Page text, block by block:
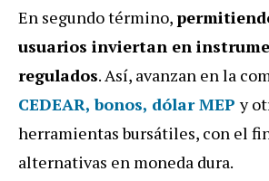
En segundo término,
usuarios inviertan en
regulados. Así, avanzan en la
CEDEAR, bonos, dólar MEP y
herramientas bursátiles, con el
alternativas en moneda dura.